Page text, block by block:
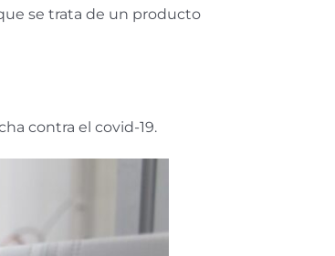
se trata de un producto
contra el covid-19.